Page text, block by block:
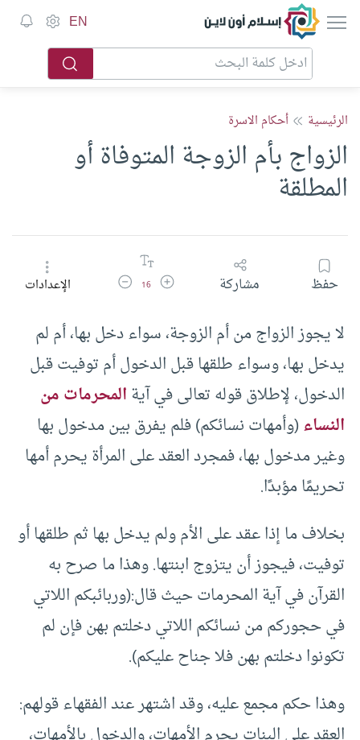
إسلام أون لاين EN
الرئيسية أحكام الاسرة
الزواج بأم الزوجة المتوفاة أو
المطلقة
حفظ مشاركة زيادة حجم الخط
16 تقليل حجم الخطالإعدادات
لا يجوز الزواج من أم الزوجة، سواء دخل بها، أم لم
يدخل بها، وسواء طلقها قبل الدخول أم توفيت قبل
الدخول، لإطلاق قوله تعالى في آيةالمحرمات من
النساء(وأمهات نسائكم) فلم يفرق بين مدخول بها
وغير مدخول بها، فمجرد العقد على المرأة يحرم أمها
تحريمًا مؤبدًا.
بخلاف ما إذا عقد على الأم ولم يدخل بها ثم طلقها أو
توفيت، فيجوز أن يتزوج ابنتها. وهذا ما صرح به
القرآن في آية المحرمات حيث قال:(وربائبكم اللاتي
في حجوركم من نسائكم اللاتي دخلتم بهن فإن لم
تكونوا دخلتم بهن فلا جناح عليكم).
وهذا حكم مجمع عليه، وقد اشتهر عند الفقهاء قولهم: